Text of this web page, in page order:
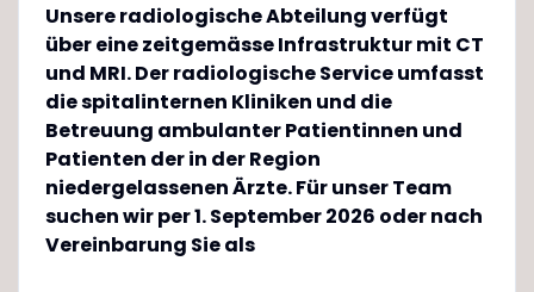
Unsere radiologische Abteilung verfügt
über eine zeitgemässe Infrastruktur mit CT
und MRI. Der radiologische Service umfasst
die spitalinternen Kliniken und die
Betreuung ambulanter Patientinnen und
Patienten der in der Region
niedergelassenen Ärzte. Für unser Team
suchen wir per 1. September 2026 oder nach
Vereinbarung Sie als